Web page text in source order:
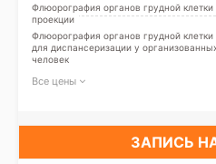
Флюорография органов грудной
проекции
Флюорография органов грудной клетки
для диспансеризации у
человек
Все цены
ЗАПИСЬ